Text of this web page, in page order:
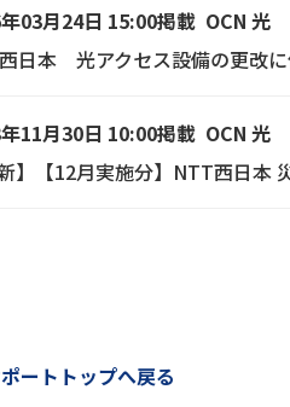
03月24日 15:00掲載 OCN 光
日本 光アクセス設備の更改
11月30日 10:00掲載 OCN 光
新】【12月実施分】NTT西日本
ートトップへ戻る